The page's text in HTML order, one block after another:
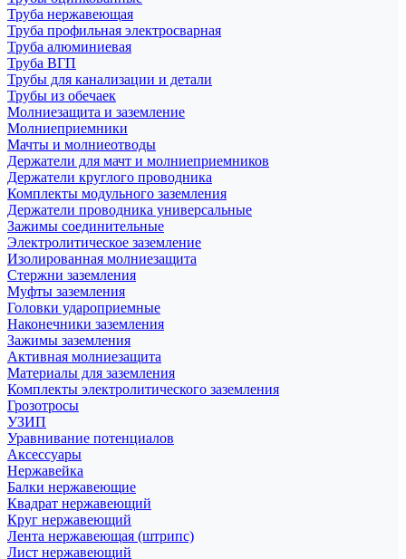
Труба нержавеющая
Труба профильная электросварная
Труба алюминиевая
Труба ВГП
Трубы для канализации и детали
Трубы из обечаек
Молниезащита и заземление
Молниеприемники
Мачты и молниеотводы
Держатели для мачт и молниеприемников
Держатели круглого проводника
Комплекты модульного заземления
Держатели проводника универсальные
Зажимы соединительные
Электролитическое заземление
Изолированная молниезащита
Стержни заземления
Муфты заземления
Головки удароприемные
Наконечники заземления
Зажимы заземления
Активная молниезащита
Материалы для заземления
Комплекты электролитического заземления
Грозотросы
УЗИП
Уравнивание потенциалов
Аксессуары
Нержавейка
Балки нержавеющие
Квадрат нержавеющий
Круг нержавеющий
Лента нержавеющая (штрипс)
Лист нержавеющий